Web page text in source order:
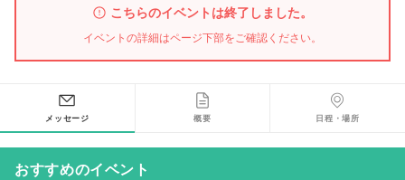
こちらのイベントは終了しました。
イベントの詳細はページ下部をご確認ください。
メッセージ 概要 日程・場所
おすすめのイベント